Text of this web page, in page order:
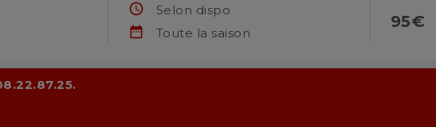
schedule Selon dispo
date_range Toute la saison
95€